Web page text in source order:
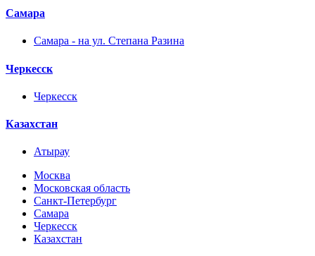
Самара
Самара - на ул. Степана Разина
Черкесск
Черкесск
Казахстан
Атырау
Москва
Московская область
Санкт-Петербург
Самара
Черкесск
Казахстан